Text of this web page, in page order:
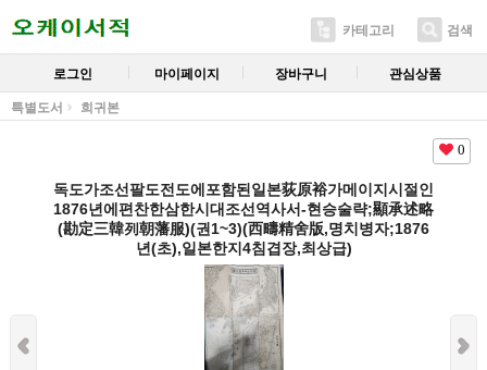
카테고리 검색
로그인 마이페이지 장바구니 관심상품
특별도서 희귀본
0
독도가조선팔도전도에포함된일본荻原裕가메이지시절인
1876년에편찬한삼한시대조선역사서-현승술략;顯承述略
(勘定三韓列朝藩服)(권1~3)(西疇精舍版,명치병자;1876
년(초),일본한지4침겹장,최상급)